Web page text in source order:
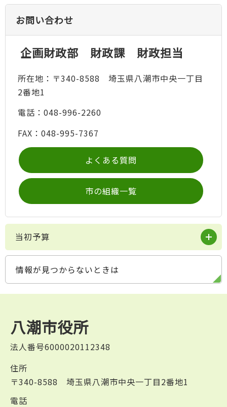
お問い合わせ
企画財政部 財政課 財政担当
所在地：〒340-8588 埼玉県八潮市中央一丁目
2番地1
電話：048-996-2260
FAX：048-995-7367
よくある質問
市の組織一覧
当初予算
情報が見つからないときは
八潮市役所
法人番号6000020112348
住所
〒340-8588 埼玉県八潮市中央一丁目2番地1
電話